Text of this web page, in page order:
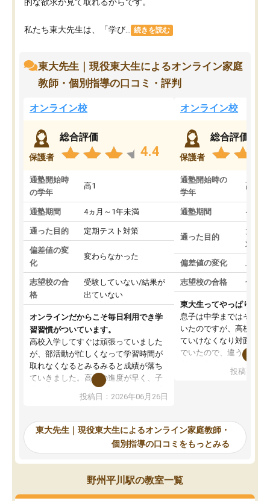
私たち東大先生は、「学び... 続きを読む
東大先生｜現役東大生によるオンライン家庭
教師・個別指導の口コミ・評判
オンライン校
保護者
総合評価
4.4
通塾開始時
の学年
高1
通塾期間 4ヵ月～1年未満
通った目的 定期テスト対策
偏差値の変
化
変わらなかった
志望校の合
格
受験していない/結果が
出ていない
オンラインだからこそ毎日利用でき学
習習慣がついています。
高校入学してすぐは頑張っていました
が、部活動が忙しくなって学習時間が
取れなくなるとみるみると成績が落ち
ていきました。高校の進度が早く、子
供も家に帰って勉強の話すると嫌な反
応を示します。東大先生にお願いして
れるので、親としても安心です。毎日
使える自習室とかもあり、わからない
ところがあれば先生が回答してくれる
のも重宝しています。
投稿日：2026年06月26日
オンライン校
保護者
総合評価
通塾開始時の
学年
高3
通塾期間 4ヵ月
通った目的
大学
対策
偏差値の変化 上が
志望校の合格 合格
東大生ってやっぱりすご
息子は中学まではそこそ
いたのですが、高校に入
ていけなくなり対面の塾
でいたので、違うアプロ
で、当初は模試でD判定
自習室が毎日使えていつ
るのが心強かったよう
謝です。
投稿日：
東大先生｜現役東大生によるオンライン家庭教師・
個別指導の口コミをもっとみる
野州平川駅の教室一覧